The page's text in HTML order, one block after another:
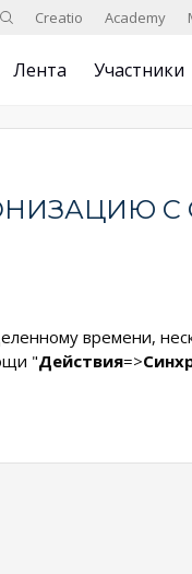
ПоискCreatio Academy
Лента Участники
С
времени,
"Действия=>